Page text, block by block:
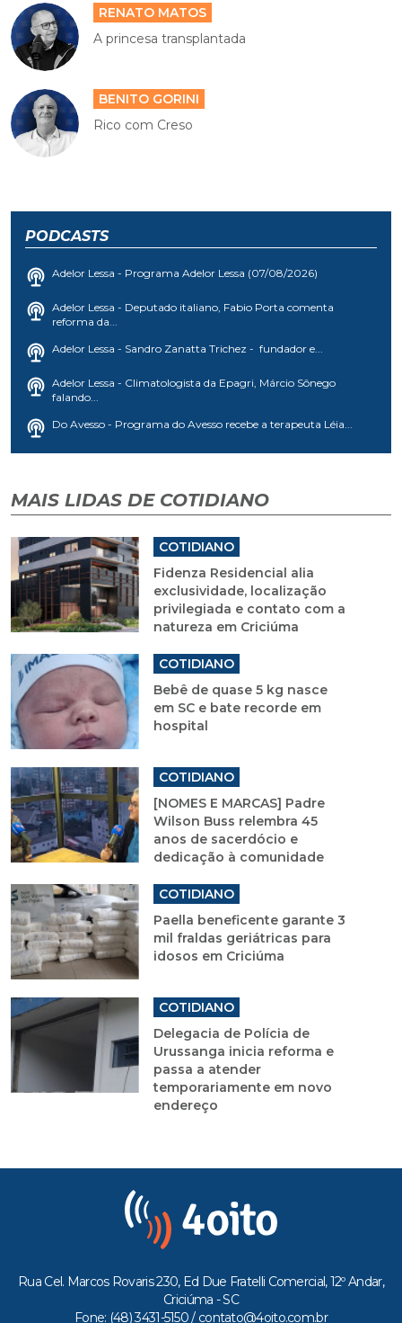
RENATO MATOS
A princesa transplantada
BENITO GORINI
Rico com Creso
PODCASTS
Adelor Lessa - Programa Adelor Lessa (07/08/2026)
Adelor Lessa - Deputado italiano, Fabio Porta comenta
reforma da...
Adelor Lessa - Sandro Zanatta Trichez - fundador e...
Adelor Lessa - Climatologista da Epagri, Márcio Sônego
falando...
Do Avesso - Programa do Avesso recebe a terapeuta Léia...
MAIS LIDAS DE COTIDIANO
COTIDIANO
Fidenza Residencial alia
exclusividade, localização
privilegiada e contato com a
natureza em Criciúma
COTIDIANO
Bebê de quase 5 kg nasce
em SC e bate recorde em
hospital
COTIDIANO
[NOMES E MARCAS] Padre
Wilson Buss relembra 45
anos de sacerdócio e
dedicação à comunidade
COTIDIANO
Paella beneficente garante 3
mil fraldas geriátricas para
idosos em Criciúma
COTIDIANO
Delegacia de Polícia de
Urussanga inicia reforma e
passa a atender
temporariamente em novo
endereço
Rua Cel. Marcos Rovaris 230, Ed Due Fratelli Comercial, 12º Andar,
Criciúma - SC
Fone: (48) 3431-5150 / contato@4oito.com.br